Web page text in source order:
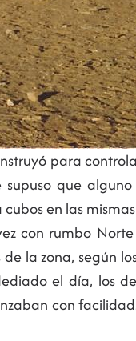
para
que
en las
con rumbo
la zona, según
el día, los
con